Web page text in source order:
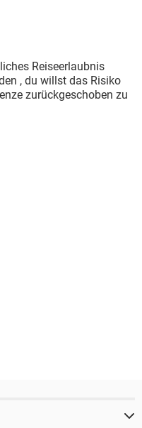
Reiseerlaubnis
, du willst das Risiko
zurückgeschoben zu